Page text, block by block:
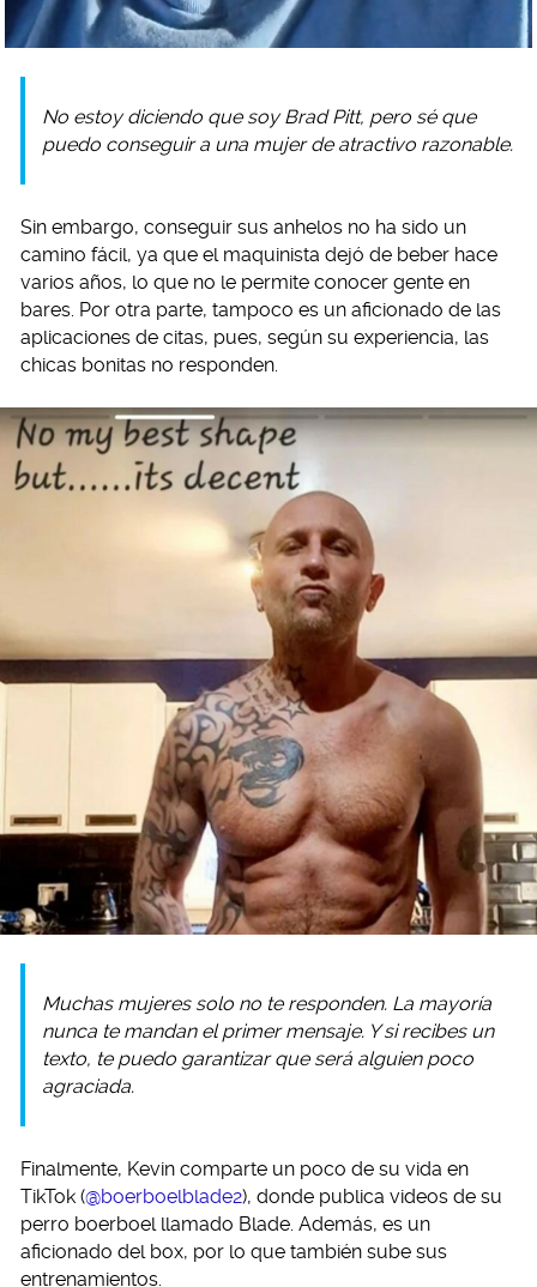
No estoy diciendo que soy Brad Pitt, pero sé que
puedo conseguir a una mujer de atractivo razonable.
Sin embargo, conseguir sus anhelos no ha sido un
camino fácil, ya que el maquinista dejó de beber hace
varios años, lo que no le permite conocer gente en
bares. Por otra parte, tampoco es un aficionado de las
aplicaciones de citas, pues, según su experiencia, las
chicas bonitas no responden.
Muchas mujeres solo no te responden. La mayoría
nunca te mandan el primer mensaje. Y si recibes un
texto, te puedo garantizar que será alguien poco
agraciada.
Finalmente, Kevin comparte un poco de su vida en
TikTok (@boerboelblade2), donde publica videos de su
perro boerboel llamado Blade. Además, es un
aficionado del box, por lo que también sube sus
entrenamientos.